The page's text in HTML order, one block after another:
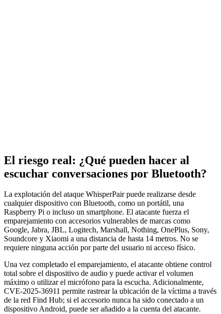
El riesgo real: ¿Qué pueden hacer al
escuchar conversaciones por Bluetooth?
La explotación del ataque WhisperPair puede realizarse desde
cualquier dispositivo con Bluetooth, como un portátil, una
Raspberry Pi o incluso un smartphone. El atacante fuerza el
emparejamiento con accesorios vulnerables de marcas como
Google, Jabra, JBL, Logitech, Marshall, Nothing, OnePlus, Sony,
Soundcore y Xiaomi a una distancia de hasta 14 metros. No se
requiere ninguna acción por parte del usuario ni acceso físico.
Una vez completado el emparejamiento, el atacante obtiene control
total sobre el dispositivo de audio y puede activar el volumen
máximo o utilizar el micrófono para la escucha. Adicionalmente,
CVE-2025-36911 permite rastrear la ubicación de la víctima a través
de la red Find Hub; si el accesorio nunca ha sido conectado a un
dispositivo Android, puede ser añadido a la cuenta del atacante.